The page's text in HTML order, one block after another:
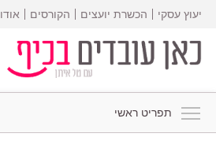
יעוץ עסקי הכשרת יועצים הקורסים
תפריט ראשי